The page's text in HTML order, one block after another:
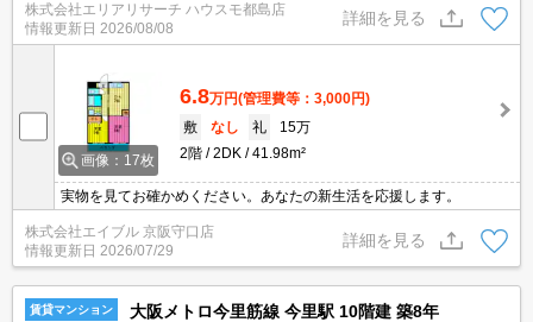
株式会社エリアリサーチ ハウスモ都島店
情報更新日 2026/08/08
詳細を見る
画像：17枚
6.8万円(管理費等：3,000円)
敷
なし 礼
15万
2階
2DK 41.98m²
実物を見てお確かめください。あなたの新生活を応援します。
株式会社エイブル 京阪守口店
情報更新日 2026/07/29
詳細を見る
賃貸マンション 大阪メトロ今里筋線 今里駅 10階建 築8年